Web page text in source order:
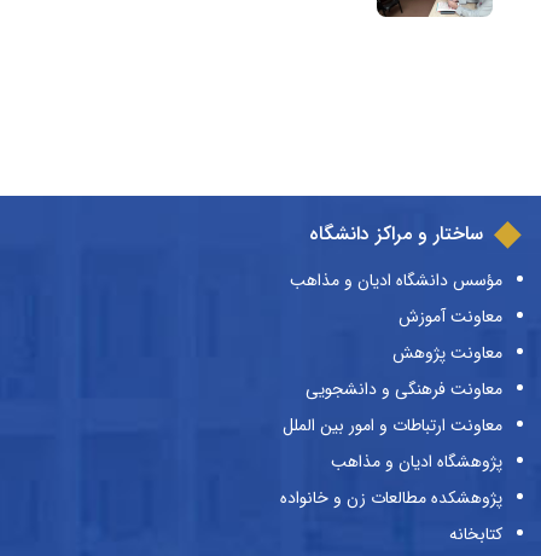
ساختار و مراکز دانشگاه
مؤسس دانشگاه ادیان و مذاهب
معاونت آموزش
معاونت پژوهش
معاونت فرهنگی و دانشجویی
معاونت ارتباطات و امور بین الملل
پژوهشگاه ادیان و مذاهب
پژوهشکده مطالعات زن و خانواده
کتابخانه